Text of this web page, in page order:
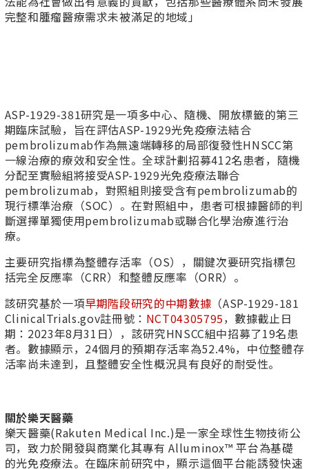
完整和腫瘤醫療需求未被滿足的地域」
ASP-1929-381研究是一項多中心、隨機、開放標籤的第三
期臨床試驗，旨在評估ASP-1929光免疫療法結合
pembrolizumab作為無遠端轉移的局部復發性HNSCC第
一線治療的療效和安全性。全球計劃招募412名患者，隨機
分配至實驗組將接受ASP-1929光免疫療法聯合
pembrolizumab，對照組則接受含有pembrolizumab的
現行標準治療（SOC）。在對照組中，患者可根據醫師的判
斷選擇單獨使用pembrolizumab或聯合化學治療進行治
療。
主要研究指標為整體存活率（OS），關鍵次要研究指標包
括完全反應率（CRR）和整體反應率（ORR）。
該研究基於一項早期階段研究的中期數據 （ASP-1929-181
ClinicalTrials.gov註冊號： NCT04305795，數據截止日
期：2023年8月31日），該研究HNSCC組中招募了19名患
者。數據顯示，24個月的預期存活率為52.4%，中位整體存
活率尚未達到，且整體安全性概況具有良好的耐受性。
關於樂天醫藥
樂天醫藥(Rakuten Medical Inc.)是一家全球性生物技術公
司，致力於開發與商業化其專有 Alluminox™ 平台為基礎
的光免疫療法。在臨床前研究中，顯示這個平台能誘發快速